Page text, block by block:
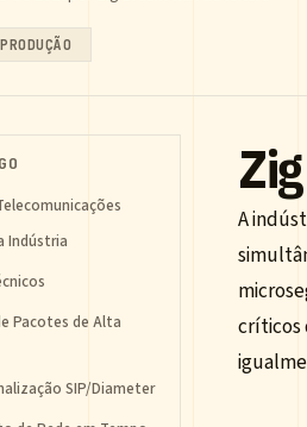
PRODUÇÃO
Indústria
Pacotes de Alta
SIP/Diameter
A
críticos